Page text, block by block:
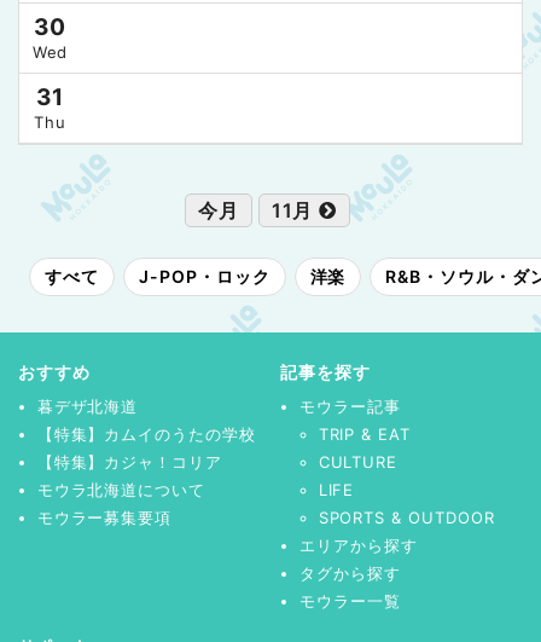
30
Wed
31
Thu
今月 11月
すべて J-POP・ロック 洋楽 R&B・ソウル・ダ
おすすめ
暮デザ北海道
【特集】カムイのうたの学校
【特集】カジャ！コリア
モウラ北海道について
モウラー募集要項
記事を探す
モウラー記事
TRIP & EAT
CULTURE
LIFE
SPORTS & OUTDOOR
エリアから探す
タグから探す
モウラー一覧